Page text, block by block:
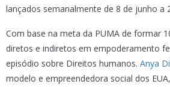
lançados semanalmente de 8 de junho a
Com base na meta da PUMA de formar
diretos e indiretos em empoderamento
episódio sobre Direitos humanos. Anya
modelo e empreendedora social dos